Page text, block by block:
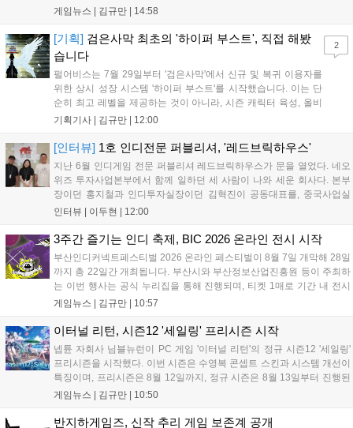
경성 배경의 신작 그날의 신문이 출시되며, 15일부터 17일까지는 국내
은 공식 페이지에서 확인 가능하다....
게임뉴스 | 김규만 | 14:58
[기획] 검은사막 최초의 '하이퍼 부스트', 직접 해봤
습니다
펄어비스는 7월 29일부터 '검은사막'에서 신규 및 복귀 이용자를
위한 상시 성장 시스템 '하이퍼 부스트'를 시작했습니다. 이는 단
순히 최고 레벨을 제공하는 것이 아니라, 시즌 캐릭터 육성, 올비
아 아카데미 수료, 아침의 나라 설화 진행 등 4단계 과정을 통해
용자는 과제를 완수하며 동(V) 투발라 장비와 검은별 무기, 카라
자드 장신구 등을 획득해 주요 콘텐츠에 진입할 수 있습니다....
기획기사 | 김규만 | 12:00
2
[인터뷰] 1호 인디전문 퍼블리셔, '레드브릭하우스'
지난 6월 인디게임 전문 퍼블리셔 레드브릭하우스가 문을 열었다. 네오
위즈 투자사업본부에서 함께 일하던 세 사람이 나와 세운 회사다. 본부
장이던 홍지철과 인디투자실장이던 김혁진이 공동대표를, 중국사업실
장이던 이민정이 이사를 맡았다. 출범 한 달여 만에 위메이드맥스의 전
들어왔다. 서비스 중인...
인터뷰 | 이두현 | 12:00
3주간 즐기는 인디 축제, BIC 2026 온라인 전시 시작
부산인디커넥트페스티벌 2026 온라인 페스티벌이 8월 7일 개막해 28일
까지 총 22일간 개최됩니다. 부산시와 부산정보산업진흥원 등이 주최하
는 이번 행사는 공식 누리집을 통해 진행되며, 티켓 1매로 기간 내 전시
작을 제한 없이 체험할 수 있습니다. 일반 및 루키 부문 등 다양한 인디게
세계 누구나 참여 가능한 이번 행사는 역대 최대 규모로 열려 인디게임
생태계 확장에 기여할 전망입니다....
게임뉴스 | 김규만 | 10:57
이터널 리턴, 시즌12 '세일링' 프리시즌 시작
넵튠 자회사 님블뉴런이 PC 게임 '이터널 리턴'의 정규 시즌12 '세일링'
프리시즌을 시작했다. 이번 시즌은 수영복 콘셉트 스킨과 시스템 개선이
특징이며, 프리시즌은 8월 12일까지, 정규 시즌은 8월 13일부터 진행된
다. 실험체 관찰일지 추가와 후반부 전략 강화를 위한 다중 크로노 스피
대를 모으고 있다....
게임뉴스 | 김규만 | 10:50
반지하게임즈, 신작 추리 게임 보존계 공개